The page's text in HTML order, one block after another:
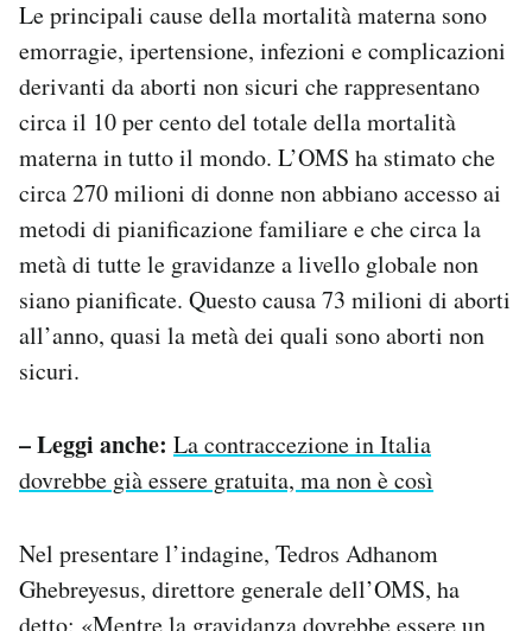
Le principali cause della mortalità materna sono
emorragie, ipertensione, infezioni e complicazioni
derivanti da aborti non sicuri che rappresentano
circa il 10 per cento del totale della mortalità
materna in tutto il mondo. L’OMS ha stimato che
circa 270 milioni di donne non abbiano accesso ai
metodi di pianificazione familiare e che circa la
metà di tutte le gravidanze a livello globale non
siano pianificate. Questo causa 73 milioni di aborti
all’anno, quasi la metà dei quali sono aborti non
sicuri.
– Leggi anche: La contraccezione in Italia
dovrebbe già essere gratuita, ma non è così
Nel presentare l’indagine, Tedros Adhanom
Ghebreyesus, direttore generale dell’OMS, ha
detto: «Mentre la gravidanza dovrebbe essere un